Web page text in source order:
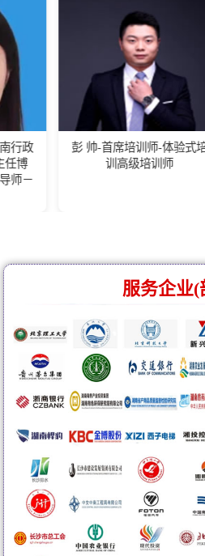
彭 帅-首席培训师-体验式培
训高级培训师
中
服务企业(